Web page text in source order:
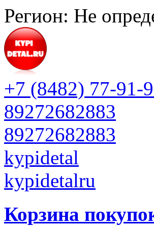
Регион: Не
+7 (8482) 77-91-
89272682883
89272682883
kypidetal
kypidetalru
Корзина